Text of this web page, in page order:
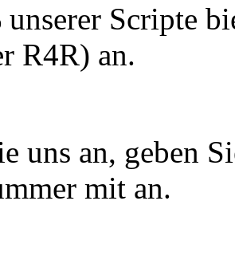
Scripte
R4R) an.
uns an, geben
mit an.